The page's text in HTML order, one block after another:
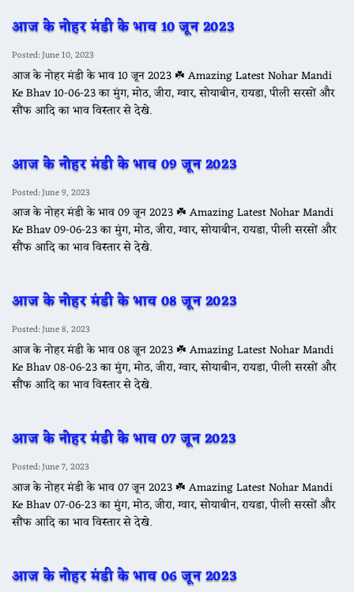
आज के नोहर मंडी के भाव 10 जून 2023
Posted: June 10, 2023
आज के नोहर मंडी के भाव 10 जून 2023 ☘️ Amazing Latest Nohar Mandi
Ke Bhav 10-06-23 का मुंग, मोठ, जीरा, ग्वार, सोयाबीन, रायडा, पीली सरसों और
सौंफ आदि का भाव विस्तार से देखे.
आज के नोहर मंडी के भाव 09 जून 2023
Posted: June 9, 2023
आज के नोहर मंडी के भाव 09 जून 2023 ☘️ Amazing Latest Nohar Mandi
Ke Bhav 09-06-23 का मुंग, मोठ, जीरा, ग्वार, सोयाबीन, रायडा, पीली सरसों और
सौंफ आदि का भाव विस्तार से देखे.
आज के नोहर मंडी के भाव 08 जून 2023
Posted: June 8, 2023
आज के नोहर मंडी के भाव 08 जून 2023 ☘️ Amazing Latest Nohar Mandi
Ke Bhav 08-06-23 का मुंग, मोठ, जीरा, ग्वार, सोयाबीन, रायडा, पीली सरसों और
सौंफ आदि का भाव विस्तार से देखे.
आज के नोहर मंडी के भाव 07 जून 2023
Posted: June 7, 2023
आज के नोहर मंडी के भाव 07 जून 2023 ☘️ Amazing Latest Nohar Mandi
Ke Bhav 07-06-23 का मुंग, मोठ, जीरा, ग्वार, सोयाबीन, रायडा, पीली सरसों और
सौंफ आदि का भाव विस्तार से देखे.
आज के नोहर मंडी के भाव 06 जून 2023